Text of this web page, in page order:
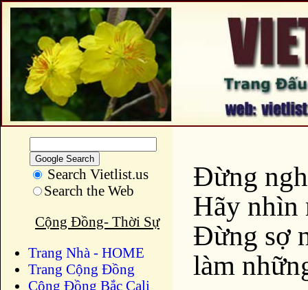
Search Vietlist.us
Search the Web
Cộng Đồng- Thời Sự
Trang Nhà - HOME
Trang Cộng Đồng
Cộng Đồng Bắc Cali
Đừng
Hãy nhìn
Đừng sợ
làm